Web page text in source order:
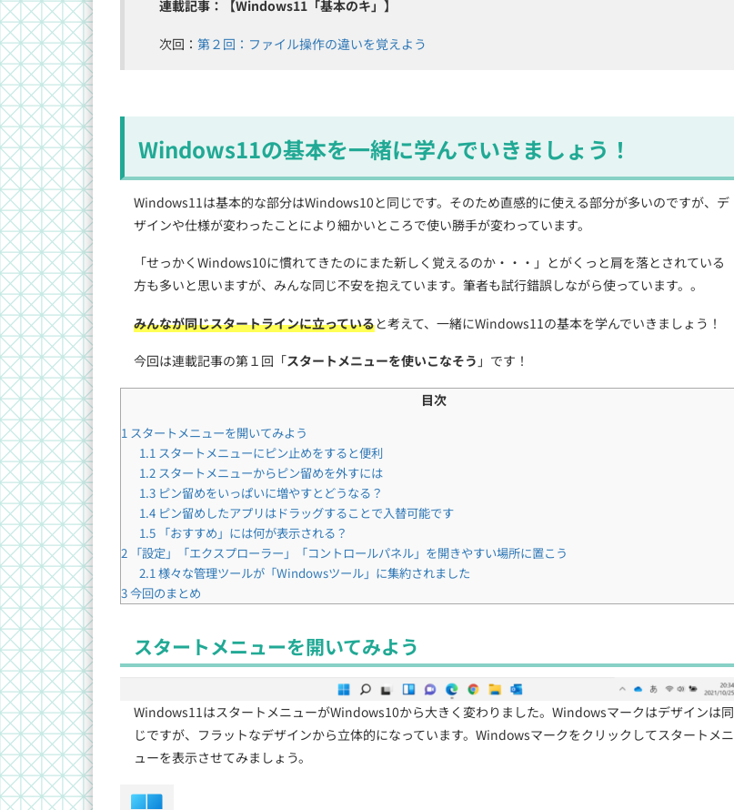
連載記事：【Windows11「基本のキ」】
次回： 第２回：ファイル操作の違いを覚えよう
Windows11の基本を一緒に学んでいきましょう！
Windows11は基本的な部分はWindows10と同じです。そのため直感的に使える部分が多いのですが、デ
ザインや仕様が変わったことにより細かいところで使い勝手が変わっています。
「せっかくWindows10に慣れてきたのにまた新しく覚えるのか・・・」とがくっと肩を落とされている
方も多いと思いますが、みんな同じ不安を抱えています。筆者も試行錯誤しながら使っています。。
みんなが同じスタートラインに立っていると考えて、一緒にWindows11の基本を学んでいきましょう！
今回は連載記事の第１回「スタートメニューを使いこなそう 」です！
目次
1 スタートメニューを開いてみよう
1.1 スタートメニューにピン止めをすると便利
1.2スタートメニューからピン留めを外すには
1.3ピン留めをいっぱいに増やすとどうなる？
1.4ピン留めしたアプリはドラッグすることで入替可能です
1.5「おすすめ」には何が表示される？
2 「設定」「エクスプローラー」「コントロールパネル」を開きやすい場所に置こう
2.1 様々な管理ツールが「Windowsツール」に集約されました
3今回のまとめ
スタートメニューを開いてみよう
Windows11はスタートメニューがWindows10から大きく変わりました。Windowsマークはデザインは同
じですが、フラットなデザインから立体的になっています。Windowsマークをクリックしてスタートメニ
ューを表示させてみましょう。